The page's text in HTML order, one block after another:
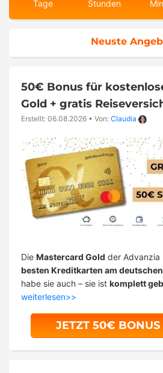
Tage Stunden
Neuste
50€ Bonus für
Gold + gratis
Erstellt: 06.08.2026 • Von: Claudia
Die Mastercard Gold der Advanzia
besten Kreditkarten am
habe sie auch – sie ist komplett
weiterlesen>>
JETZT 50€ BONUS